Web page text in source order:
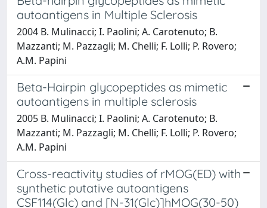
autoantigens in Multiple Sclerosis
2004 B. Mulinacci; I. Paolini; A. Carotenuto; B.
Mazzanti; M. Pazzagli; M. Chelli; F. Lolli; P. Rovero;
A.M. Papini
Beta-Hairpin glycopeptides as mimetic
autoantigens in multiple sclerosis
2005 B. Mulinacci; I. Paolini; A. Carotenuto; B.
Mazzanti; M. Pazzagli; M. Chelli; F. Lolli; P. Rovero;
A.M. Papini
Cross-reactivity studies of rMOG(ED) with
synthetic putative autoantigens
CSF114(Glc) and [N-31(Glc)]hMOG(30-50)